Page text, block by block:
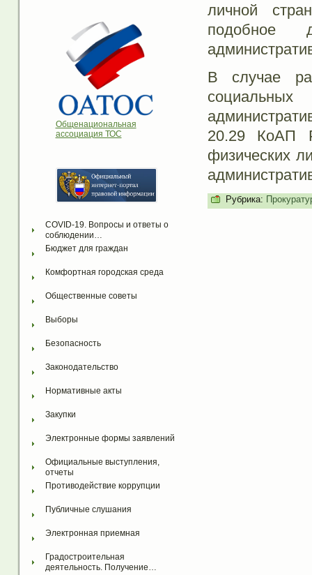
Общенациональная
ассоциация ТОС
COVID-19. Вопросы и ответы о
соблюдении…
Бюджет для граждан
Комфортная городская среда
Общественные советы
Выборы
Безопасность
Законодательство
Нормативные акты
Закупки
Электронные формы заявлений
Официальные выступления,
отчеты
Противодействие коррупции
Публичные слушания
Электронная приемная
Градостроительная
деятельность. Получение…
личной
подобное
В случае
20.29 КоАП
физических
Рубрика: